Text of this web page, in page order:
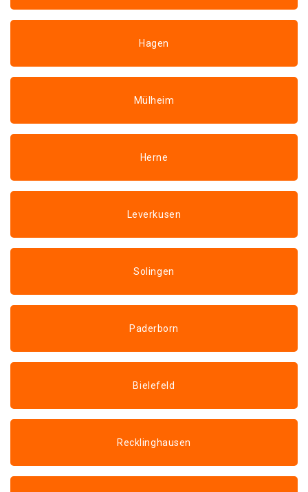
Hagen
Mülheim
Herne
Leverkusen
Solingen
Paderborn
Bielefeld
Recklinghausen